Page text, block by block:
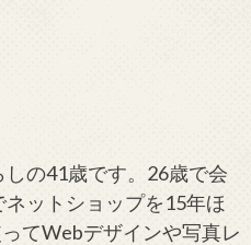
の41歳です。26歳で会
ットショップを15年ほ
てWebデザインや写真レ